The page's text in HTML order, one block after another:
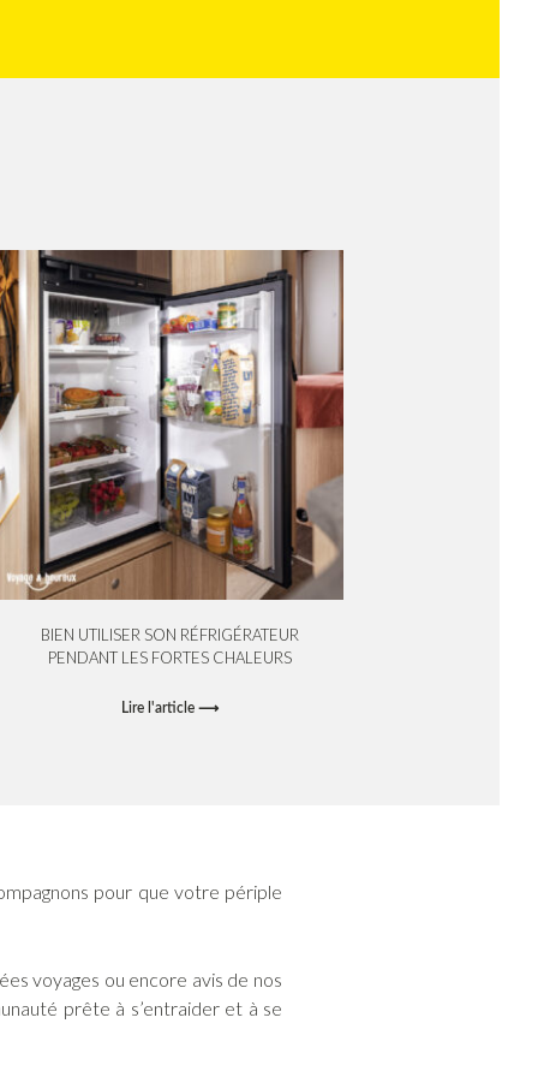
BIEN UTILISER SON RÉFRIGÉRATEUR
PENDANT LES FORTES CHALEURS
Lire l'article ⟶
pour que votre périple
voyages ou encore avis de nos
prête à s’entraider et à se